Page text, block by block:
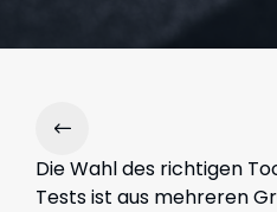
Die Wahl des richtigen
Tests ist aus mehreren